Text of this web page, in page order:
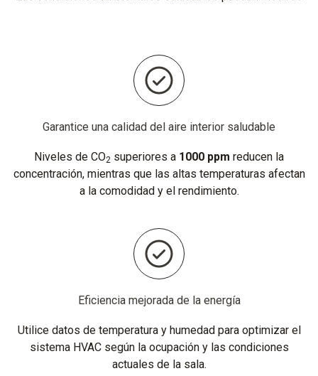
Garantice una calidad del aire interior saludable
Niveles de CO2 superiores a 1000 ppm reducen la
concentración, mientras que las altas temperaturas afectan
a la comodidad y el rendimiento.
Eficiencia mejorada de la energía
Utilice datos de temperatura y humedad para optimizar el
sistema HVAC según la ocupación y las condiciones
actuales de la sala.